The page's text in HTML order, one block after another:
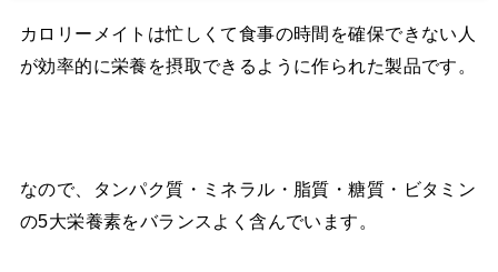
カロリーメイトは忙しくて食事の時間を確保できない人
が効率的に栄養を摂取できるように作られた製品です。
なので、タンパク質・ミネラル・脂質・糖質・ビタミン
の5大栄養素をバランスよく含んでいます。